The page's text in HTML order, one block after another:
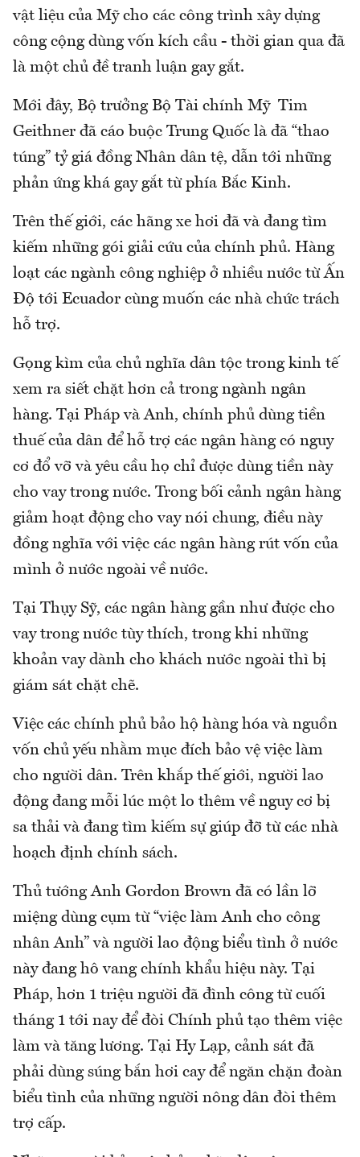
vật liệu của Mỹ cho các công trình xây dựng
công cộng dùng vốn kích cầu - thời gian qua đã
là một chủ đề tranh luận gay gắt.
Mới đây, Bộ trưởng Bộ Tài chính Mỹ Tim
Geithner đã cáo buộc Trung Quốc là đã “thao
túng” tỷ giá đồng Nhân dân tệ, dẫn tới những
phản ứng khá gay gắt từ phía Bắc Kinh.
Trên thế giới, các hãng xe hơi đã và đang tìm
kiếm những gói giải cứu của chính phủ. Hàng
loạt các ngành công nghiệp ở nhiều nước từ Ấn
Độ tới Ecuador cùng muốn các nhà chức trách
hỗ trợ.
Gọng kìm của chủ nghĩa dân tộc trong kinh tế
xem ra siết chặt hơn cả trong ngành ngân
hàng. Tại Pháp và Anh, chính phủ dùng tiền
thuế của dân để hỗ trợ các ngân hàng có nguy
cơ đổ vỡ và yêu cầu họ chỉ được dùng tiền này
cho vay trong nước. Trong bối cảnh ngân hàng
giảm hoạt động cho vay nói chung, điều này
đồng nghĩa với việc các ngân hàng rút vốn của
mình ở nước ngoài về nước.
Tại Thụy Sỹ, các ngân hàng gần như được cho
vay trong nước tùy thích, trong khi những
khoản vay dành cho khách nước ngoài thì bị
giám sát chặt chẽ.
Việc các chính phủ bảo hộ hàng hóa và nguồn
vốn chủ yếu nhằm mục đích bảo vệ việc làm
cho người dân. Trên khắp thế giới, người lao
động đang mỗi lúc một lo thêm về nguy cơ bị
sa thải và đang tìm kiếm sự giúp đỡ từ các nhà
hoạch định chính sách.
Thủ tướng Anh Gordon Brown đã có lần lỡ
miệng dùng cụm từ “việc làm Anh cho công
nhân Anh” và người lao động biểu tình ở nước
này đang hô vang chính khẩu hiệu này. Tại
Pháp, hơn 1 triệu người đã đình công từ cuối
tháng 1 tới nay để đòi Chính phủ tạo thêm việc
làm và tăng lương. Tại Hy Lạp, cảnh sát đã
phải dùng súng bắn hơi cay để ngăn chặn đoàn
biểu tình của những người nông dân đòi thêm
trợ cấp.